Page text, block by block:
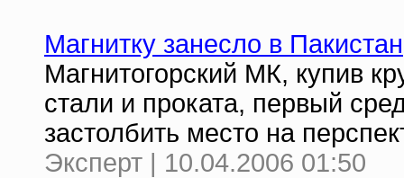
Магнитку занесло в Пакистан
Магнитогорский МК, купив
стали и проката, первый
застолбить место на
Эксперт | 10.04.2006 01:50